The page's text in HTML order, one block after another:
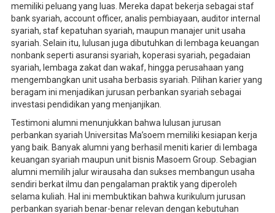
memiliki peluang yang luas. Mereka dapat bekerja sebagai staf
bank syariah, account officer, analis pembiayaan, auditor internal
syariah, staf kepatuhan syariah, maupun manajer unit usaha
syariah. Selain itu, lulusan juga dibutuhkan di lembaga keuangan
nonbank seperti asuransi syariah, koperasi syariah, pegadaian
syariah, lembaga zakat dan wakaf, hingga perusahaan yang
mengembangkan unit usaha berbasis syariah. Pilihan karier yang
beragam ini menjadikan jurusan perbankan syariah sebagai
investasi pendidikan yang menjanjikan.
Testimoni alumni menunjukkan bahwa lulusan jurusan
perbankan syariah Universitas Ma’soem memiliki kesiapan kerja
yang baik. Banyak alumni yang berhasil meniti karier di lembaga
keuangan syariah maupun unit bisnis Masoem Group. Sebagian
alumni memilih jalur wirausaha dan sukses membangun usaha
sendiri berkat ilmu dan pengalaman praktik yang diperoleh
selama kuliah. Hal ini membuktikan bahwa kurikulum jurusan
perbankan syariah benar-benar relevan dengan kebutuhan